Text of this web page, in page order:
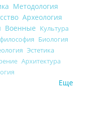
Методология
Археология
Военные Культура
Биология
Эстетика
Архитектура
Еще